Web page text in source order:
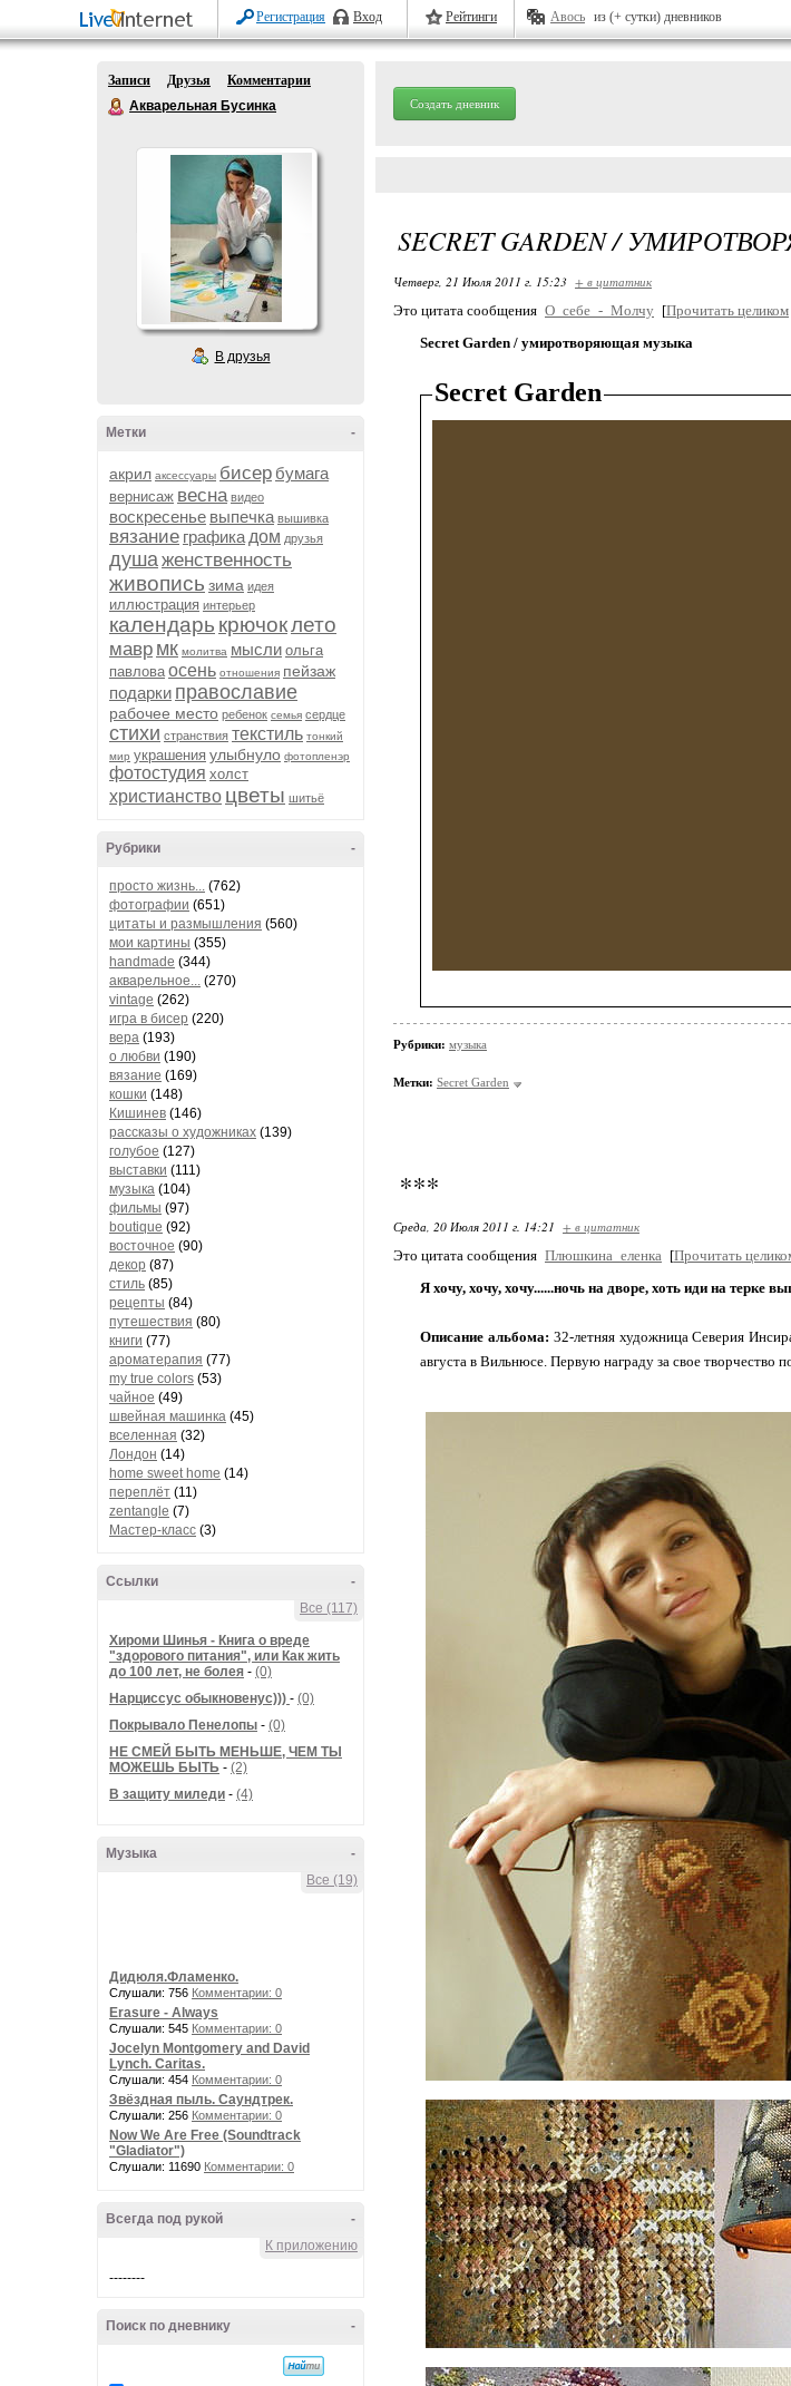
Регистрация Вход Рейтинги Авось из (+ сутки) дневников
Записи Друзья
Комментарии
Акварельная Бусинка
В друзья
-
Метки
акрил аксессуары бисер бумага
вернисаж весна видео
воскресенье выпечка вышивка
вязание графика дом друзья
душаженственность
живопись зима идея
иллюстрация интерьер
календарь крючоклето
мавр мк молитва мысли ольга
павлова осень отношения пейзаж
подарки православие
рабочее место ребенок семья сердце
стихи странствия текстиль тонкий
мир украшения улыбнуло фотопленэр
фотостудия холст
христианство цветы шитьё
-
Рубрики
просто жизнь... (762)
фотографии (651)
цитаты и размышления (560)
мои картины (355)
handmade (344)
акварельное... (270)
vintage (262)
игра в бисер (220)
вера (193)
о любви (190)
вязание (169)
кошки (148)
Кишинев (146)
рассказы о художниках (139)
голубое (127)
выставки (111)
музыка (104)
фильмы (97)
boutique (92)
восточное (90)
декор (87)
стиль (85)
рецепты (84)
путешествия (80)
книги (77)
ароматерапия (77)
my true colors (53)
чайное (49)
швейная машинка (45)
вселенная (32)
Лондон (14)
home sweet home (14)
переплёт (11)
zentangle (7)
Мастер-класс (3)
-
Ссылки
Все (117)
Хироми Шинья - Книга о вреде
"здорового питания", или Как жить
до 100 лет, не болея - (0)
Нарциссус обыкновенус))) - (0)
Покрывало Пенелопы - (0)
НЕ СМЕЙ БЫТЬ МЕНЬШЕ, ЧЕМ ТЫ
МОЖЕШЬ БЫТЬ - (2)
В защиту миледи - (4)
-
Музыка
Все (19)
Дидюля.Фламенко.
Слушали: 756 Комментарии: 0
Erasure - Always
Слушали: 545 Комментарии: 0
Jocelyn Montgomery and David
Lynch. Caritas.
Слушали: 454 Комментарии: 0
Звёздная пыль. Саундтрек.
Слушали: 256 Комментарии: 0
Now We Are Free (Soundtrack
"Gladiator")
Слушали: 11690 Комментарии: 0
-
Всегда под рукой
К приложению
--------
-
Поиск по дневнику
Создать дневник
SECRET GARDEN /
Четверг, 21 Июля 2011 г. 15:23 + в цитатник
Это цитата сообщения О_себе_-_Молчу [Прочитать целиком
Secret Garden / умиротворяющая музыка
Secret Garden
Рубрики: музыка
Метки: Secret Garden
***
Среда, 20 Июля 2011 г. 14:21 + в цитатник
Это цитата сообщения Плюшкина_еленка [Прочитать
Я хочу, хочу, хочу......ночь на дворе, хоть иди на терке
Описание альбома: 32-летняя художница Северия
августа в Вильнюсе. Первую награду за свое творчество